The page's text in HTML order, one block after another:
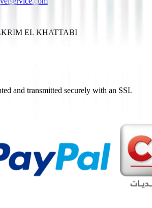
EL KHATTABI
and transmitted securely with an SSL